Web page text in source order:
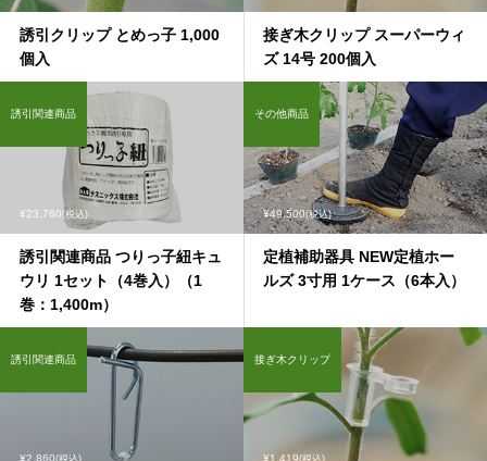
誘引クリップ とめっ子 1,000
個入
接ぎ木クリップ スーパーウィ
ズ 14号 200個入
¥23,760 (税込)
誘引関連商品 つりっ子紐キュ
ウリ 1セット（4巻入）（1
巻：1,400m）
誘引関連商品
¥49,500(税込)
定植補助器具 NEW定植ホー
ルズ 3寸用 1ケース（6本入）
その他商品
誘引関連商品 接ぎ木クリップ